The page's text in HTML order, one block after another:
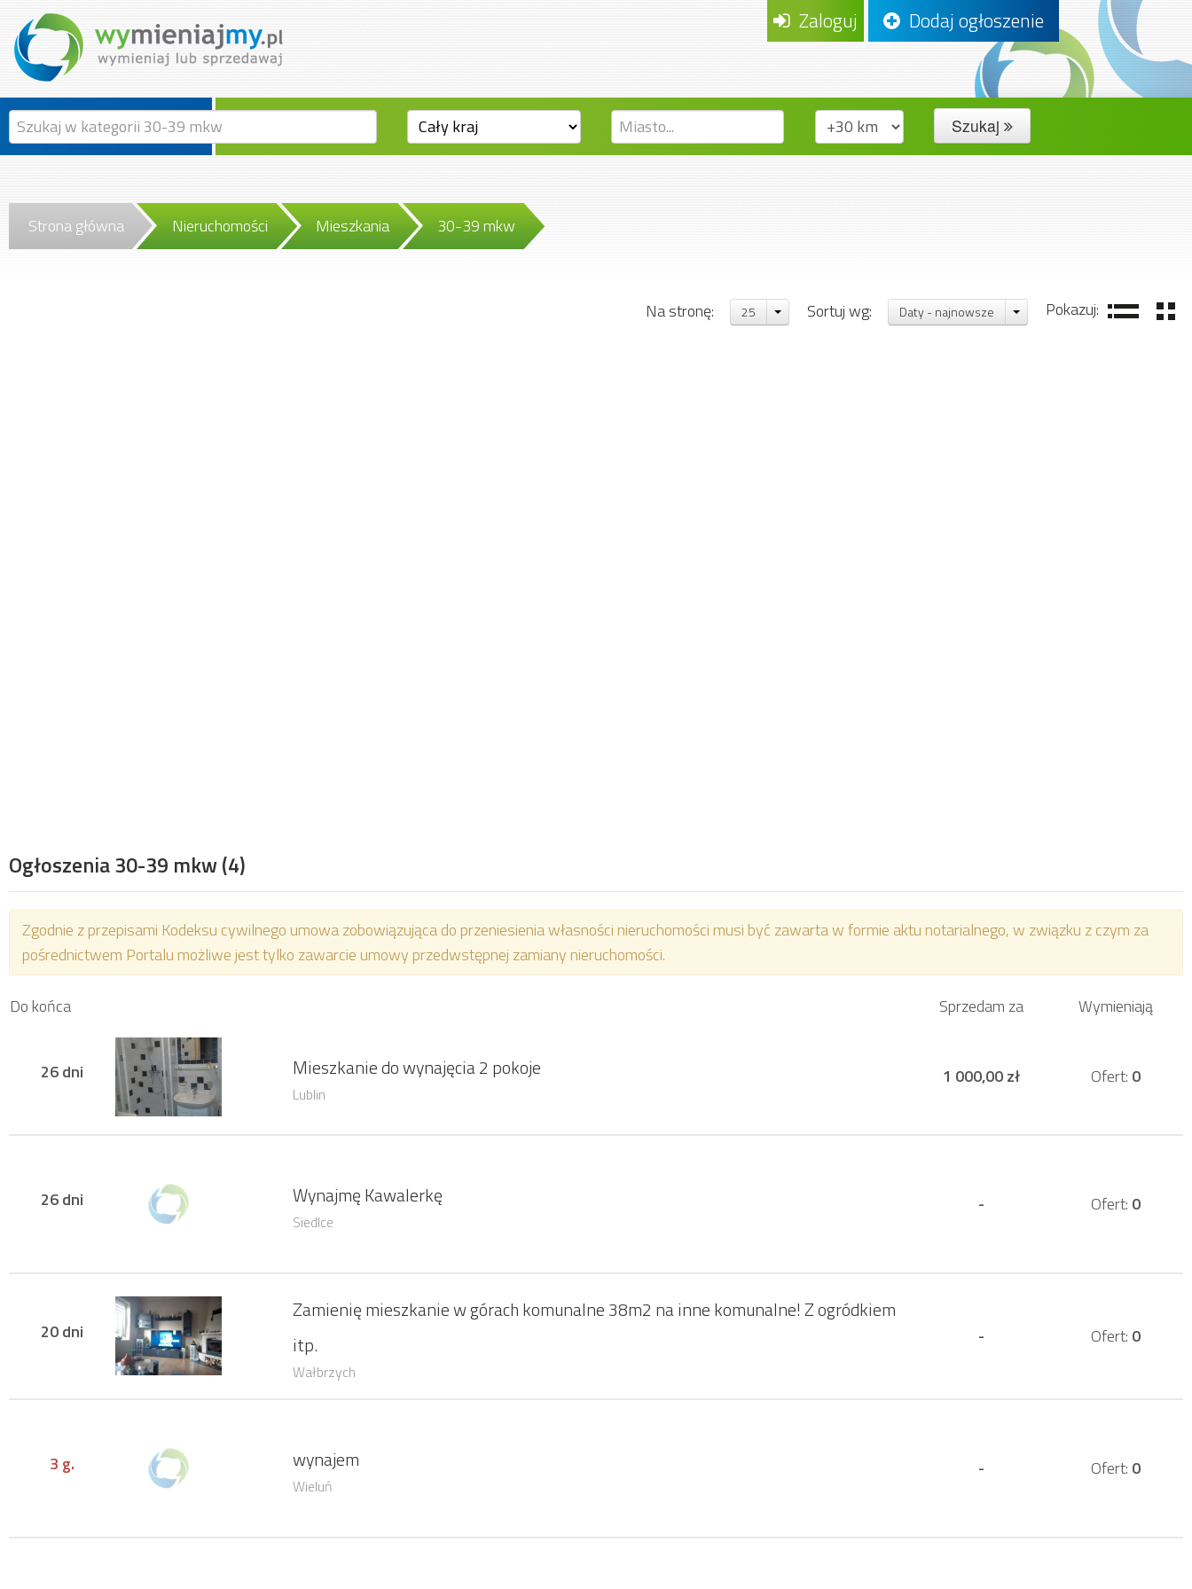
Zaloguj Dodaj ogłoszenie
Szukaj
Strona główna Nieruchomości Mieszkania 30-39 mkw
Ogłoszenia 30-39 mkw(4)
Pokazuj:
Sortuj wg: Daty - najnowsze
Na stronę: 25
Zgodnie z przepisami Kodeksu cywilnego umowa zobowiązująca do przeniesienia własności nieruchomości musi być zawarta w formie aktu notarialnego, w związku z czym za
pośrednictwem Portalu możliwe jest tylko zawarcie umowy przedwstępnej zamiany nieruchomości.
Do końca Sprzedam za Wymieniają
26 dni Mieszkanie do wynajęcia 2 pokoje
Lublin
1 000,00 zł Ofert: 0
26 dni Wynajmę Kawalerkę
Siedlce
- Ofert: 0
20 dni
Zamienię mieszkanie w górach komunalne 38m2 na inne komunalne! Z ogródkiem
itp.
Wałbrzych
- Ofert: 0
3 g. wynajem
Wieluń
- Ofert: 0